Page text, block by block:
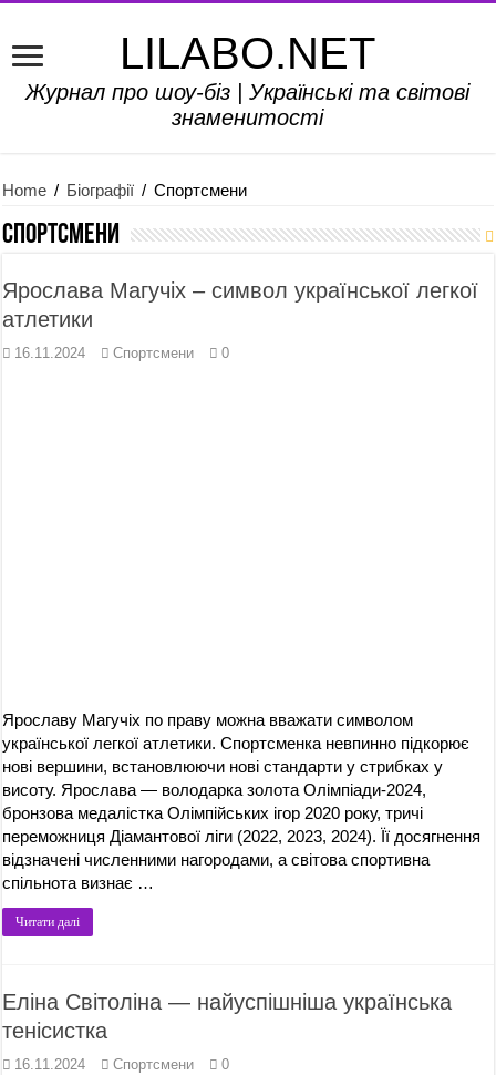
LILABO.NET
Журнал про шоу-біз | Українські та світові
знаменитості
Home / Біографії / Спортсмени
Спортсмени
Ярослава Магучіх – символ української легкої
атлетики
16.11.2024 Спортсмени 0
Ярославу Магучіх по праву можна вважати символом
української легкої атлетики. Спортсменка невпинно підкорює
нові вершини, встановлюючи нові стандарти у стрибках у
висоту. Ярослава — володарка золота Олімпіади-2024,
бронзова медалістка Олімпійських ігор 2020 року, тричі
переможниця Діамантової ліги (2022, 2023, 2024). Її досягнення
відзначені численними нагородами, а світова спортивна
спільнота визнає …
Читати далі
Еліна Світоліна — найуспішніша українська
тенісистка
16.11.2024 Спортсмени 0